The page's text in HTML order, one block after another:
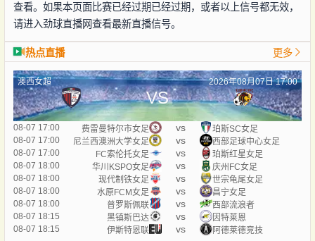
查看。如果本页面比赛已经过期已经过期，或者以上信号都无效，
请进入劲球直播网查看最新直播信号。
热点直播 更多
澳西女超 2026年08月07日 17:00
VS
08-07 17:00 费雷曼特尔市女足 vs
珀斯SC女足
08-07 17:00
尼兰西澳洲大学女足 vs
西部足球中心女足
08-07 17:00
FC索伦托女足 vs
珀斯红星女足
08-07 18:00
华川KSPO女足 vs
庆州FC女足
08-07 18:00
现代制铁女足 vs
世宗龟尾女足
08-07 18:00
水原FCM女足 vs
昌宁女足
08-07 18:00
普罗斯佩联 vs
西部流浪者
08-07 18:15
黑镇斯巴达 vs
因特莱恩
08-07 18:15
伊斯特恩联 vs 阿德莱德竞技